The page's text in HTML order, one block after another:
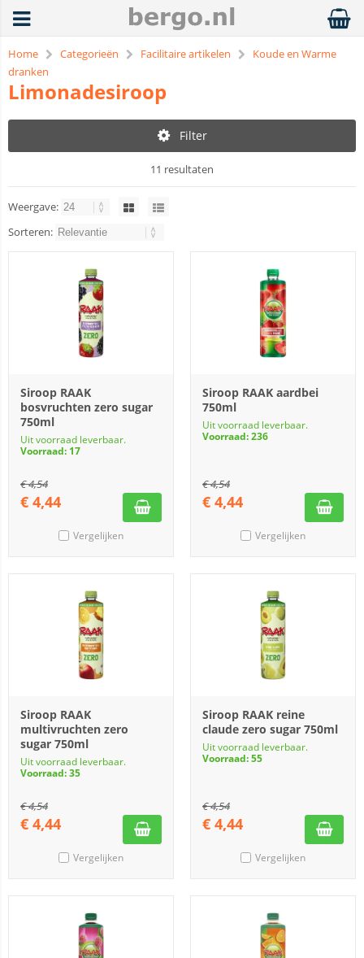
Home Categorieën Facilitaire artikelen
Koude en Warme
dranken
Limonadesiroop
Filter
11 resultaten
Weergave:
Sorteren:
Siroop RAAK
bosvruchten zero sugar
750ml
Uit voorraad leverbaar.
Voorraad: 17
€4,54
€ 4,44
Vergelijken
Siroop RAAK aardbei
750ml
Uit voorraad leverbaar.
Voorraad: 236
€4,54
€ 4,44
Vergelijken
Siroop RAAK
multivruchten zero
sugar 750ml
Uit voorraad leverbaar.
Voorraad: 35
€4,54
€ 4,44
Vergelijken
Siroop RAAK reine
claude zero sugar 750ml
Uit voorraad leverbaar.
Voorraad: 55
€4,54
€ 4,44
Vergelijken